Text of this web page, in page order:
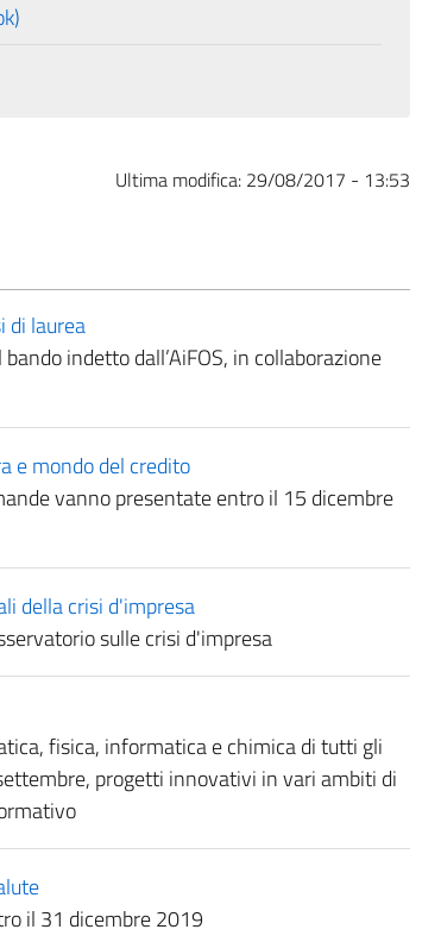
Ultima modifica: 29/08/2017 - 13:53
di laurea
indetto dall’AiFOS, in collaborazione
e mondo del credito
vanno presentate entro il 15 dicembre
della crisi d'impresa
sulle crisi d'impresa
fisica, informatica e chimica di tutti gli
progetti innovativi in vari ambiti di
il 31 dicembre 2019